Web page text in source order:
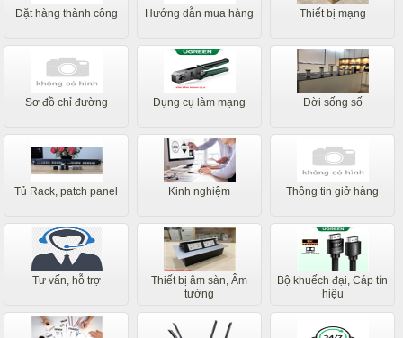
Đặt hàng thành công Hướng dẫn mua hàng Thiết bị mạng
Sơ đồ chỉ đường Dụng cụ làm mạng Đời sống số
Tủ Rack, patch panel Kinh nghiệm Thông tin giở hàng
Tư vấn, hỗ trợ
Thiết bị âm sàn, Âm
tường
Bộ khuếch đại, Cáp tín
hiệu